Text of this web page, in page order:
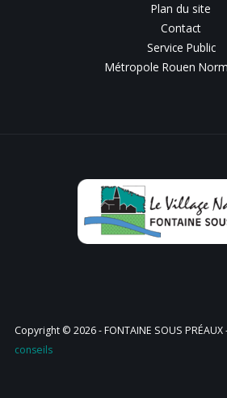
Plan du site
Contact
Service Public
Métropole Rouen
Copyright © 2026 - FONTAINE SOUS
conseils